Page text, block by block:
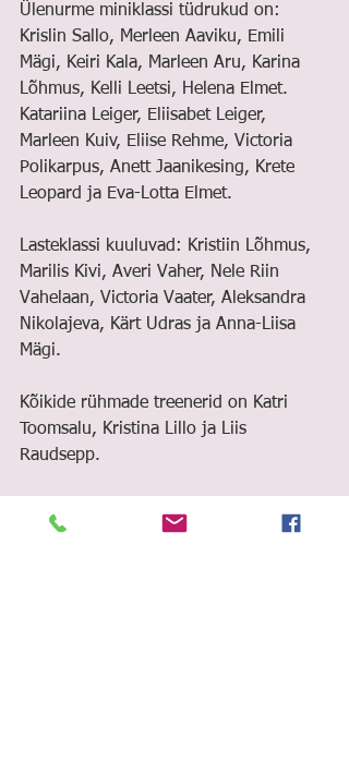
Ülenurme miniklassi tüdrukud on:
Krislin Sallo, Merleen Aaviku, Emili
Mägi, Keiri Kala, Marleen Aru, Karina
Lõhmus, Kelli Leetsi, Helena Elmet.
Katariina Leiger, Eliisabet Leiger,
Marleen Kuiv, Eliise Rehme, Victoria
Polikarpus, Anett Jaanikesing, Krete
Leopard ja Eva-Lotta Elmet.
Lasteklassi kuuluvad: Kristiin Lõhmus,
Marilis Kivi, Averi Vaher, Nele Riin
Vahelaan, Victoria Vaater, Aleksandra
Nikolajeva, Kärt Udras ja Anna-Liisa
Mägi.
Kõikide rühmade treenerid on Katri
Toomsalu, Kristina Lillo ja Liis
Raudsepp.
treeneritele.